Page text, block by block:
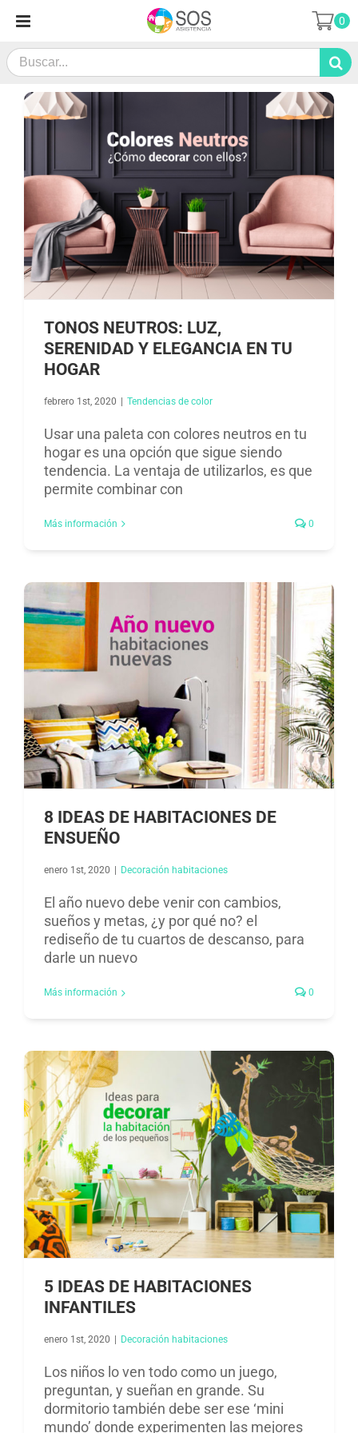
contenido
Search
for:
0
TONOS NEUTROS: LUZ,
SERENIDAD Y ELEGANCIA EN TU
HOGAR
febrero 1st, 2020 | Tendencias de color ​
Usar una paleta con colores neutros en tu
hogar es una opción que sigue siendo
tendencia. La ventaja de utilizarlos, es que
permite combinar con
Más información 0
8 IDEAS DE HABITACIONES DE
ENSUEÑO
enero 1st, 2020 Decoración habitaciones​
El año nuevo debe venir con cambios,
sueños y metas, ¿y por qué no? el
rediseño de tu cuartos de descanso, para
darle un nuevo
Más información 0
5 IDEAS DE HABITACIONES
INFANTILES
enero 1st, 2020 Decoración habitaciones​
Los niños lo ven todo como un juego,
preguntan, y sueñan en grande. Su
dormitorio también debe ser ese ‘mini
mundo’ donde experimenten las mejores